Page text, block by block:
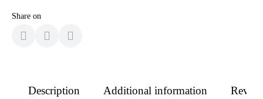
Share on
Description Additional information